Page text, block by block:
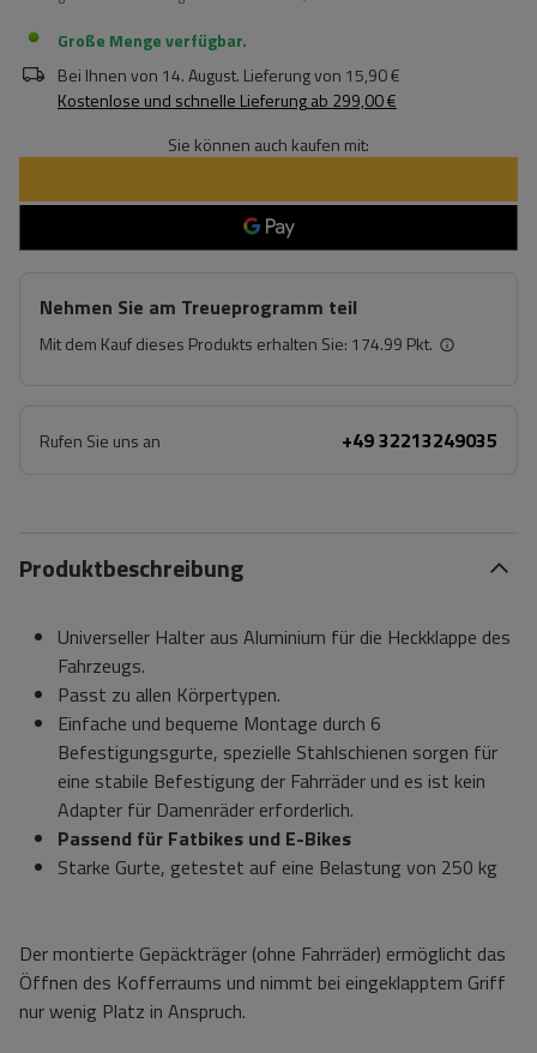
Große Menge verfügbar
Bei Ihnen von 14. August. Lieferung von 15,90 €
Kostenlose und schnelle Lieferungab 299,00 €
Sie können auch kaufen mit:
Nehmen Sie am Treueprogramm teil
Mit dem Kauf dieses Produkts erhalten Sie: 174.99 Pkt.
Rufen Sie uns an +49 32213249035
Produktbeschreibung
Universeller Halter aus Aluminium für die Heckklappe des
Fahrzeugs.
Passt zu allen Körpertypen.
Einfache und bequeme Montage durch 6
Befestigungsgurte, spezielle Stahlschienen sorgen für
eine stabile Befestigung der Fahrräder und es ist kein
Adapter für Damenräder erforderlich.
Passend für Fatbikes und E-Bikes
Starke Gurte, getestet auf eine Belastung von 250 kg
Der montierte Gepäckträger (ohne Fahrräder) ermöglicht das
Öffnen des Kofferraums und nimmt bei eingeklapptem Griff
nur wenig Platz in Anspruch.